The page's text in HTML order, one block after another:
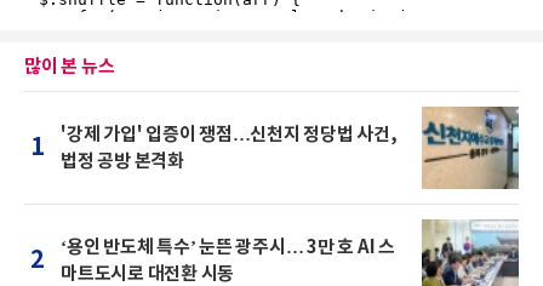
많이 본 뉴스
1
'강제 가입' 입증이 쟁점…신천지 정당법 사건,
법정 공방 본격화
2
‘용인 반도체 특수’ 눈뜬 광주시… 3만 호 AI 스
마트도시로 대전환 시동